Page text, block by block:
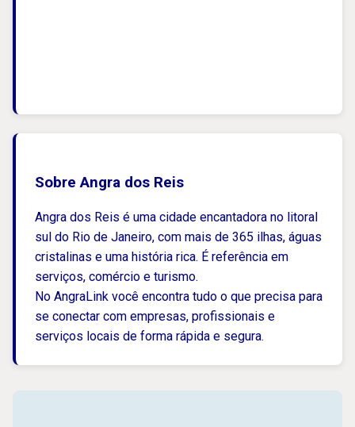
Sobre Angra dos Reis
Angra dos Reis é uma cidade encantadora no litoral
sul do Rio de Janeiro, com mais de 365 ilhas, águas
cristalinas e uma história rica. É referência em
serviços, comércio e turismo.
No AngraLink você encontra tudo o que precisa para
se conectar com empresas, profissionais e
serviços locais de forma rápida e segura.